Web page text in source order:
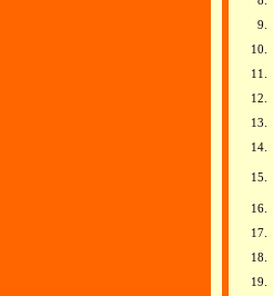
9.
10.
11.
12.
13.
14.
15.
16.
17.
18.
19.